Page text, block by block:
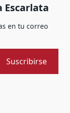
Escarlata
en tu correo
Suscribirse